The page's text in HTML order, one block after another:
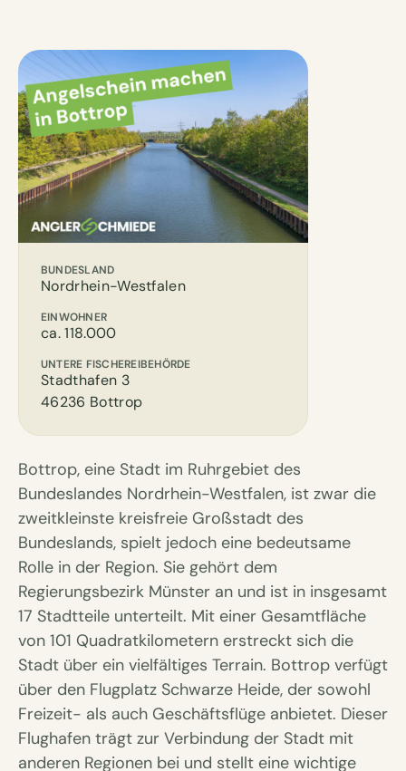
BUNDESLAND
Nordrhein-Westfalen
EINWOHNER
ca. 118.000
UNTERE FISCHEREIBEHÖRDE
Stadthafen 3
46236 Bottrop
Bottrop, eine Stadt im Ruhrgebiet des
Bundeslandes Nordrhein-Westfalen, ist zwar die
zweitkleinste kreisfreie Großstadt des
Bundeslands, spielt jedoch eine bedeutsame
Rolle in der Region. Sie gehört dem
Regierungsbezirk Münster an und ist in insgesamt
17 Stadtteile unterteilt. Mit einer Gesamtfläche
von 101 Quadratkilometern erstreckt sich die
Stadt über ein vielfältiges Terrain. Bottrop verfügt
über den Flugplatz Schwarze Heide, der sowohl
Freizeit- als auch Geschäftsflüge anbietet. Dieser
Flughafen trägt zur Verbindung der Stadt mit
anderen Regionen bei und stellt eine wichtige